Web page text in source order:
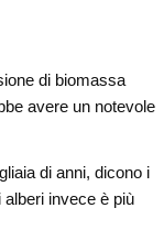
di biomassa
avere un notevole
di anni, dicono i
invece è più